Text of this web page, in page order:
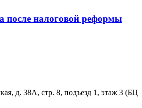
после налоговой реформы
д. 38А, стр. 8, подъезд 1, этаж 3 (БЦ